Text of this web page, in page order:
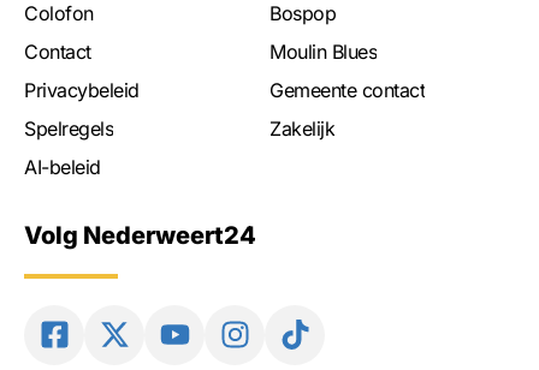
Colofon
Contact
Privacybeleid
Spelregels
AI-beleid
Bospop
Moulin Blues
Gemeente contact
Zakelijk
Volg Nederweert24